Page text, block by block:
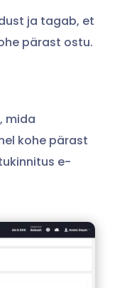
ja tagab, et
pärast ostu.
mida
kohe pärast
e-